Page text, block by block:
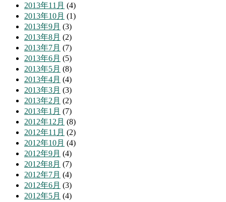
2013年11月 (4)
2013年10月 (1)
2013年9月 (3)
2013年8月 (2)
2013年7月 (7)
2013年6月 (5)
2013年5月 (8)
2013年4月 (4)
2013年3月 (3)
2013年2月 (2)
2013年1月 (7)
2012年12月 (8)
2012年11月 (2)
2012年10月 (4)
2012年9月 (4)
2012年8月 (7)
2012年7月 (4)
2012年6月 (3)
2012年5月 (4)